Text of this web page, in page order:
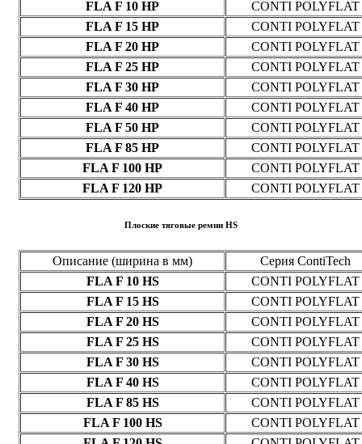
FLA F 10 HP
CONTI POLYFLAT
FLA F 15 HP
CONTI POLYFLAT
FLA F 20 HP
CONTI POLYFLAT
FLA F 25 HP
CONTI POLYFLAT
FLA F 30 HP
CONTI POLYFLAT
FLA F 40 HP
CONTI POLYFLAT
FLA F 50 HP
CONTI POLYFLAT
FLA F 85 HP
CONTI POLYFLAT
FLA F 100 HP
CONTI POLYFLAT
FLA F 120 HP
CONTI POLYFLAT
Плоские тяговые ремни HS
Описание (ширина в мм)
Серия ContiTech
FLA F 10 HS
CONTI POLYFLAT
FLA F 15 HS
CONTI POLYFLAT
FLA F 20 HS
CONTI POLYFLAT
FLA F 25 HS
CONTI POLYFLAT
FLA F 30 HS
CONTI POLYFLAT
FLA F 40 HS
CONTI POLYFLAT
FLA F 85 HS
CONTI POLYFLAT
FLA F 100 HS
CONTI POLYFLAT